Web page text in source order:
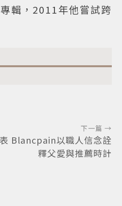
輯，2011年他嘗試跨
下一篇 →
Blancpain以職人信念詮
釋父愛與推薦時計